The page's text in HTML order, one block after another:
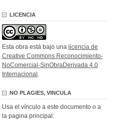
LICENCIA
Esta obra está bajo una licencia de
Creative Commons Reconocimiento-
NoComercial-SinObraDerivada 4.0
Internacional .
NO PLAGIES, VINCULA
Usa el vínculo a este documento o a
la pagina principal: